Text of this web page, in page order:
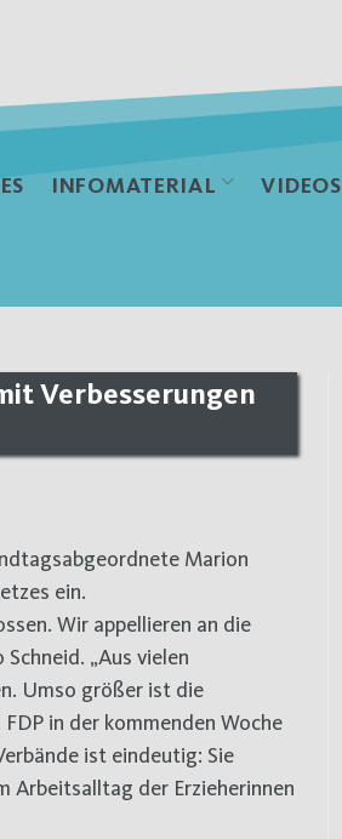
INFOMATERIAL VIDEOS
Verbesserungen
ein.
Wir appellieren an die
„Aus vielen
Umso größer ist die
in der kommenden Woche
ist eindeutig: Sie
Arbeitsalltag der Erzieherinnen